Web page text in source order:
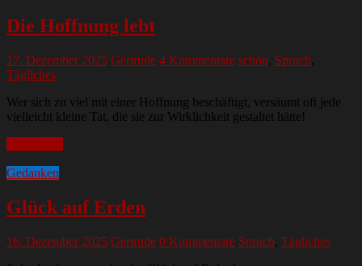
Die Hoffnung lebt
17. Dezember 2025 Gertrude 4 Kommentare schön, Spruch,
Tägliches
Wer sich zu viel mit einer Hoffnung beschäftigt, versäumt oft jede
vielleicht kleine Tat, die sie zur Wirklichkeit gestaltet hätte!
Gedanken
Glück auf Erden
16. Dezember 2025 Gertrude 0 Kommentare Spruch, Tägliches